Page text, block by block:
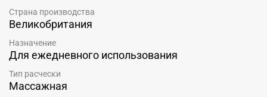
Страна производства
Великобритания
Назначение
Для ежедневного использования
Тип расчески
Массажная